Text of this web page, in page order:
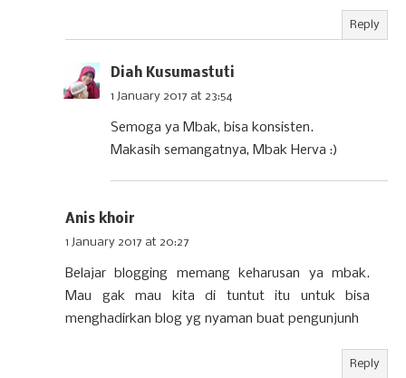
Reply
Diah Kusumastuti
1 January 2017 at 23:54
Semoga ya Mbak, bisa konsisten.
Makasih semangatnya, Mbak Herva :)
Anis khoir
1 January 2017 at 20:27
Belajar blogging memang keharusan ya mbak.
Mau gak mau kita di tuntut itu untuk bisa
menghadirkan blog yg nyaman buat pengunjunh
Reply